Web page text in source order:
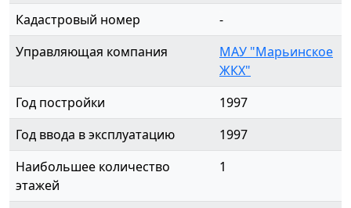
Кадастровый номер
-
Управляющая компания
МАУ "Марьинское
ЖКХ"
Год постройки
1997
Год ввода в эксплуатацию
1997
Наибольшее количество
этажей
1